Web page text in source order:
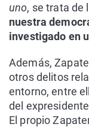
uno, se trata de
nuestra
investigado en
Además,
otros delitos
entorno, entre
del
El propio